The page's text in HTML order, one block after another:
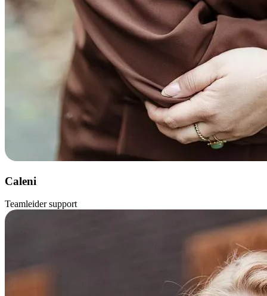
Caleni
Teamleider support